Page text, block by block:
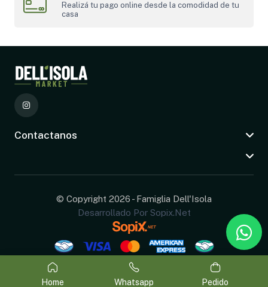
Home Whatsapp Pedido
Realizá tu pago online desde la comodidad de tu
casa
Contactanos
© Copyright 2026 - Famiglia Dell'Isola
Desarrollado Por Sopix.net